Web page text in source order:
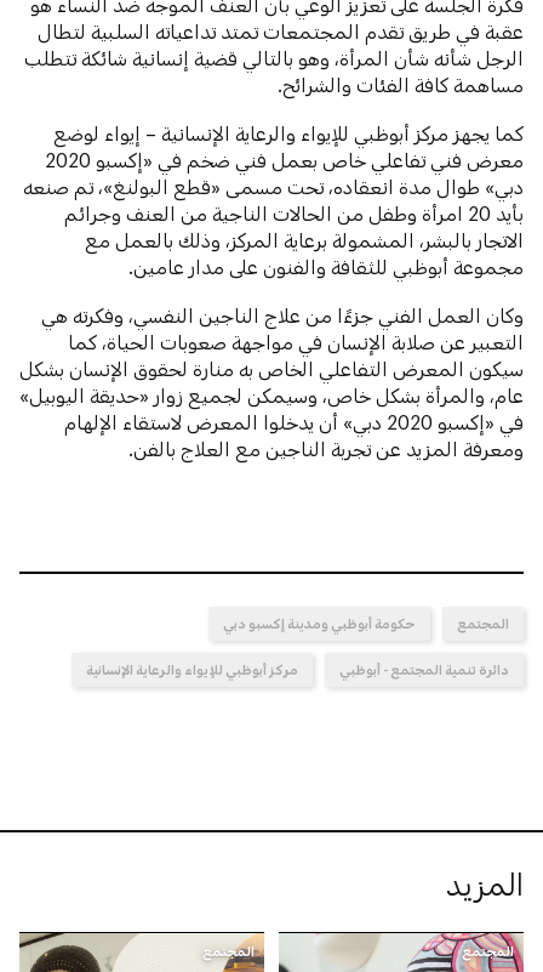
عقبة في طريق تقدم المجتمعات تمتد تداعياته السلبية لتطال
الرجل شأنه شأن المرأة، وهو بالتالي قضية إنسانية شائكة تتطلب
مساهمة كافة الفئات والشرائح.
كما يجهز مركز أبوظبي للإيواء والرعاية الإنسانية – إيواء لوضع
معرض فني تفاعلي خاص بعمل فني ضخم في «إكسبو 2020
دبي» طوال مدة انعقاده، تحت مسمى «قطع البولنغ»، تم صنعه
بأيد 20 امرأة وطفل من الحالات الناجية من العنف وجرائم
الاتجار بالبشر، المشمولة برعاية المركز، وذلك بالعمل مع
مجموعة أبوظبي للثقافة والفنون على مدار عامين.
وكان العمل الفني جزءًا من علاج الناجين النفسي، وفكرته هي
التعبير عن صلابة الإنسان في مواجهة صعوبات الحياة، كما
سيكون المعرض التفاعلي الخاص به منارة لحقوق الإنسان بشكل
عام، والمرأة بشكل خاص، وسيمكن لجميع زوار «حديقة اليوبيل»
في «إكسبو 2020 دبي» أن يدخلوا المعرض لاستقاء الإلهام
ومعرفة المزيد عن تجربة الناجين مع العلاج بالفن.
المجتمع حكومة أبوظبي ومدينة إكسبو دبي
دائرة تنمية المجتمع - أبوظبي مركز أبوظبي للإيواء والرعاية الإنسانية
المزيد
المجتمع المجتمع